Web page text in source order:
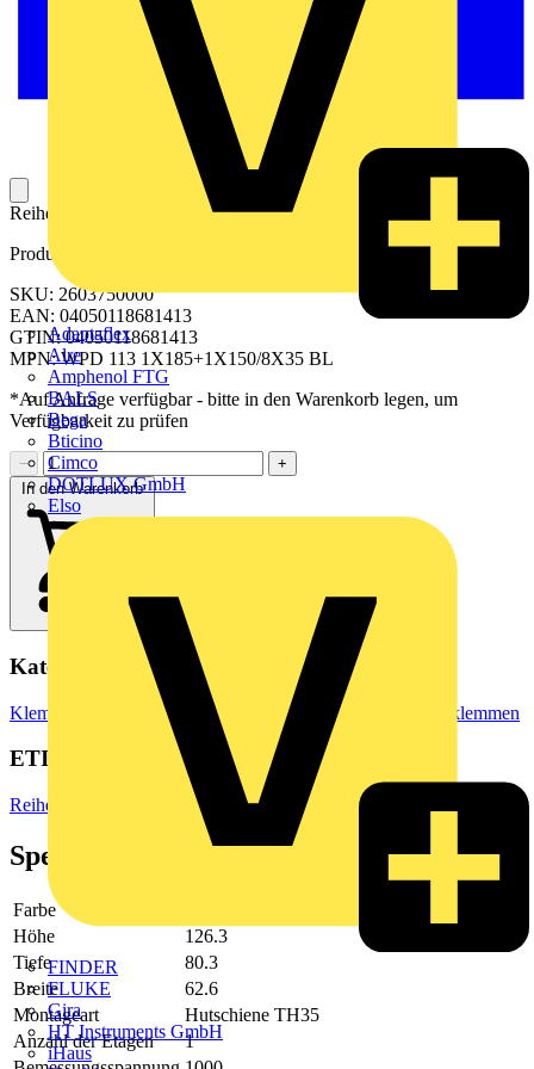
Adaptaflex
Alre
Amphenol FTG
BALS
Bega
Bticino
Cimco
DOTLUX GmbH
Elso
FINDER
FLUKE
Gira
HT Instruments GmbH
iHaus
Reihenklemme für die Potentialverteilung. Mit hoher Kontaktdichte.
Produktkennzeichen
SKU: 2603750000
EAN: 04050118681413
GTIN: 04050118681413
MPN: WPD 113 1X185+1X150/8X35 BL
*Auf Anfrage verfügbar - bitte in den Warenkorb legen, um
Verfügbarkeit zu prüfen
−
+
In den Warenkorb
Kategorien
Klemmen, Steckverbinder & Verbindungselemente Reihenklemmen
ETIM Group
Reihenklemmen
Spezifikationen
Farbe
Höhe
126.3
Tiefe
80.3
Breite
62.6
Montageart
Hutschiene TH35
Anzahl der Etagen
1